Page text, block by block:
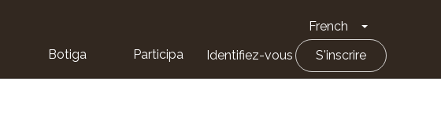
French Toggle
Botiga Participa Identifiez-vous S'inscrire